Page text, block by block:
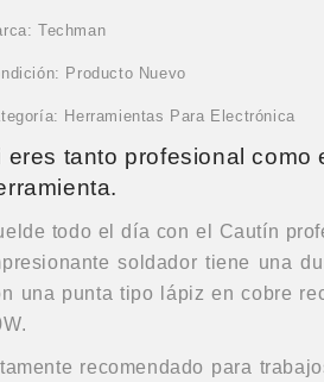
Techman
Producto Nuevo
Herramientas Para Electrónica
eres tanto profesional
todo el día con el Cautín
soldador tiene una
una punta tipo lápiz en cobre
recomendado para